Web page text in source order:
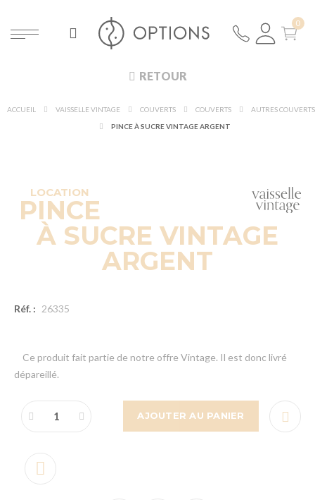
RETOUR
ACCUEIL VAISSELLE VINTAGE COUVERTS COUVERTS
AUTRES COUVERTS
PINCE À SUCRE VINTAGE ARGENT
LOCATION
PINCE
À SUCRE VINTAGE
ARGENT
Réf. : 26335
Ce produit fait partie de notre offre Vintage. Il est donc livré
dépareillé.
AJOUTER AU PANIER